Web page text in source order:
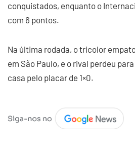
conquistados, enquanto o
com 6 pontos.
Na última rodada, o tricolor
em São Paulo, e o rival perdeu
casa pelo placar de 1×0.